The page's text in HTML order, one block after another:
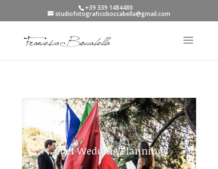
+39 339 1484480
studiofotograficoboccabella@gmail.com
Coef Wedding Planning